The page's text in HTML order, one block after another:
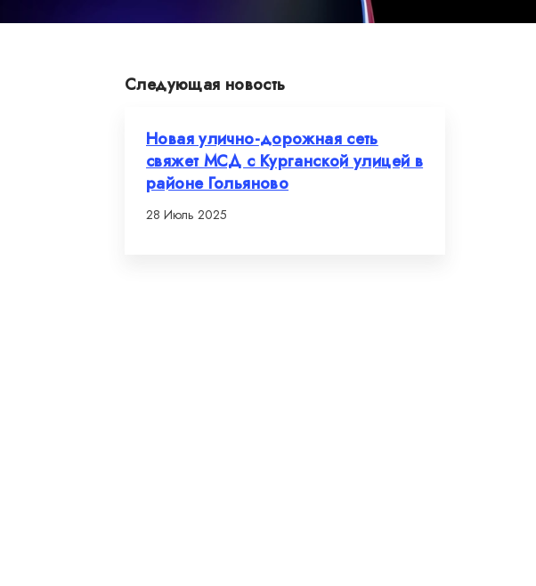
Следующая новость
Новая улично-дорожная сеть
свяжет МСД с Курганской улицей в
районе Гольяново
28 Июль 2025